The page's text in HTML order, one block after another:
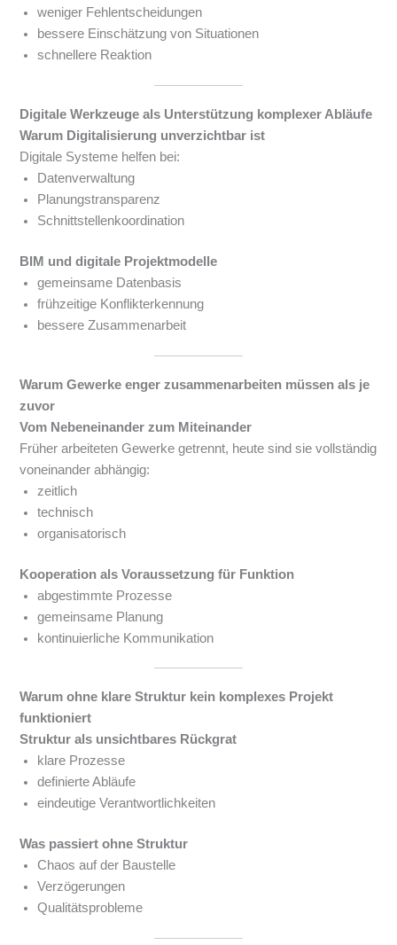
weniger Fehlentscheidungen
bessere Einschätzung von Situationen
schnellere Reaktion
Digitale Werkzeuge als Unterstützung komplexer Abläufe
Warum Digitalisierung unverzichtbar ist
Digitale Systeme helfen bei:
Datenverwaltung
Planungstransparenz
Schnittstellenkoordination
BIM und digitale Projektmodelle
gemeinsame Datenbasis
frühzeitige Konflikterkennung
bessere Zusammenarbeit
Warum Gewerke enger zusammenarbeiten müssen als je
zuvor
Vom Nebeneinander zum Miteinander
Früher arbeiteten Gewerke getrennt, heute sind sie vollständig
voneinander abhängig:
zeitlich
technisch
organisatorisch
Kooperation als Voraussetzung für Funktion
abgestimmte Prozesse
gemeinsame Planung
kontinuierliche Kommunikation
Warum ohne klare Struktur kein komplexes Projekt
funktioniert
Struktur als unsichtbares Rückgrat
klare Prozesse
definierte Abläufe
eindeutige Verantwortlichkeiten
Was passiert ohne Struktur
Chaos auf der Baustelle
Verzögerungen
Qualitätsprobleme